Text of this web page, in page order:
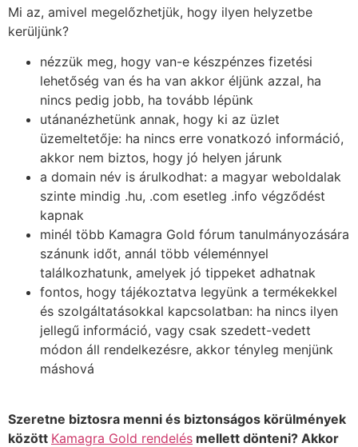
Mi az, amivel megelőzhetjük, hogy ilyen helyzetbe
kerüljünk?
nézzük meg, hogy van-e készpénzes fizetési
lehetőség van és ha van akkor éljünk azzal, ha
nincs pedig jobb, ha tovább lépünk
utánanézhetünk annak, hogy ki az üzlet
üzemeltetője: ha nincs erre vonatkozó információ,
akkor nem biztos, hogy jó helyen járunk
a domain név is árulkodhat: a magyar weboldalak
szinte mindig .hu, .com esetleg .info végződést
kapnak
minél több Kamagra Gold fórum tanulmányozására
szánunk időt, annál több véleménnyel
találkozhatunk, amelyek jó tippeket adhatnak
fontos, hogy tájékoztatva legyünk a termékekkel
és szolgáltatásokkal kapcsolatban: ha nincs ilyen
jellegű információ, vagy csak szedett-vedett
módon áll rendelkezésre, akkor tényleg menjünk
máshová
Szeretne biztosra menni és biztonságos körülmények
között Kamagra Gold rendelés mellett dönteni? Akkor